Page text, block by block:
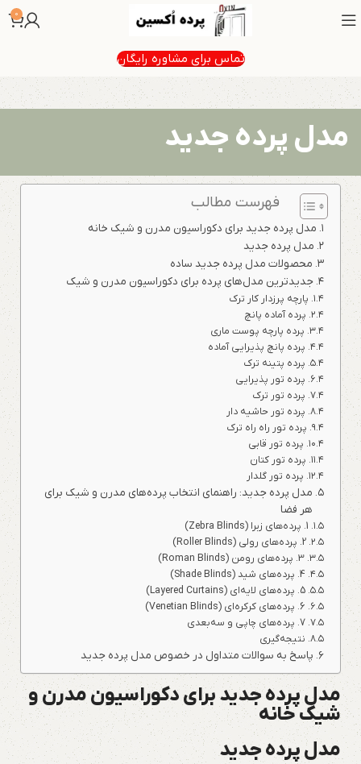
0
تماس برای مشاوره رایگان
مدل پرده جدید
فهرست مطالب
مدل پرده جدید برای دکوراسیون مدرن و شیک خانه
مدل پرده جدید
محصولات مدل پرده جدید ساده
جدیدترین مدل‌های پرده برای دکوراسیون مدرن و شیک
پارچه پرزدار کار ترک
پرده آماده پانچ
پرده پارچه پوست ماری
پرده پانچ پذیرایی آماده
پرده پتینه ترک
پرده تور پذیرایی
پرده تور ترک
پرده تور حاشیه دار
پرده تور راه راه ترک
پرده تور قابی
پرده تور کتان
پرده تور گلدار
مدل پرده جدید: راهنمای انتخاب پرده‌های مدرن و شیک برای
هر فضا
1. پرده‌های زبرا (Zebra Blinds)
2. پرده‌های رولی (Roller Blinds)
3. پرده‌های رومن (Roman Blinds)
4. پرده‌های شید (Shade Blinds)
5. پرده‌های لایه‌ای (Layered Curtains)
6. پرده‌های کرکره‌ای (Venetian Blinds)
7. پرده‌های چاپی و سه‌بعدی
نتیجه‌گیری
پاسخ به سوالات متداول در خصوص مدل پرده جدید
مدل پرده جدید برای دکوراسیون مدرن و
شیک خانه
مدل پرده جدید